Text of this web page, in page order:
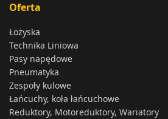
Oferta
Łożyska
Technika Liniowa
Pasy napędowe
Pneumatyka
Zespoły kulowe
Łańcuchy, koła łańcuchowe
Reduktory, Motoreduktory, Wariatory